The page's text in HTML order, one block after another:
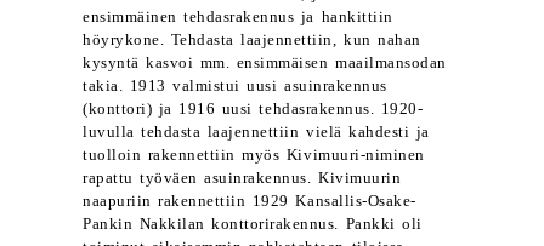
ensimmäinen tehdasrakennus ja hankittiin
höyrykone. Tehdasta laajennettiin, kun nahan
kysyntä kasvoi mm. ensimmäisen maailmansodan
takia. 1913 valmistui uusi asuinrakennus
(konttori) ja 1916 uusi tehdasrakennus. 1920-
luvulla tehdasta laajennettiin vielä kahdesti ja
tuolloin rakennettiin myös Kivimuuri-niminen
rapattu työväen asuinrakennus. Kivimuurin
naapuriin rakennettiin 1929 Kansallis-Osake-
Pankin Nakkilan konttorirakennus. Pankki oli